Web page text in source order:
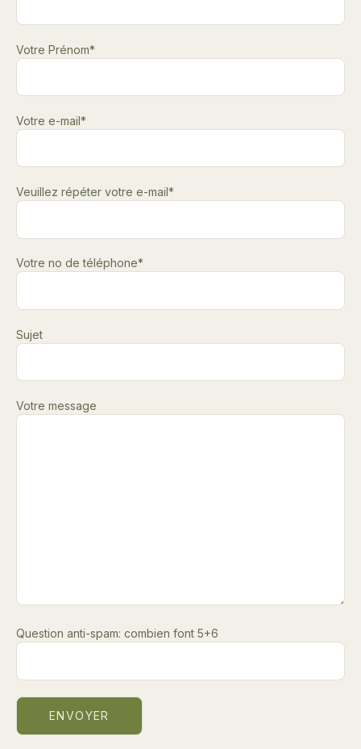
Votre Prénom*
Votre e-mail*
Veuillez répéter votre e-mail*
Votre no de téléphone*
Sujet
Votre message
Question anti-spam: combien font 5+6